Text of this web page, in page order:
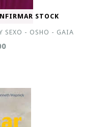
STOCK
SEXO - OSHO - GAIA